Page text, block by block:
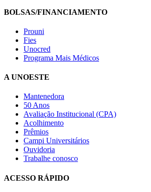
BOLSAS/FINANCIAMENTO
Prouni
Fies
Unocred
Programa Mais Médicos
A UNOESTE
Mantenedora
50 Anos
Avaliação Institucional (CPA)
Acolhimento
Prêmios
Campi Universitários
Ouvidoria
Trabalhe conosco
ACESSO RÁPIDO